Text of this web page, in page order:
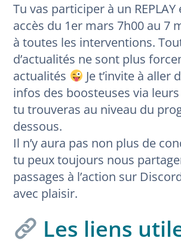
Tu vas participer à un
accès du 1er mars 7h00 au 7
à toutes les interventions.
d’actualités ne sont plus
actualités
Je t’invite à aller
infos des boosteuses via
tu trouveras au niveau du
dessous.
Il n’y aura pas non plus de
tu peux toujours nous
passages à l’action sur
avec plaisir.
Les liens